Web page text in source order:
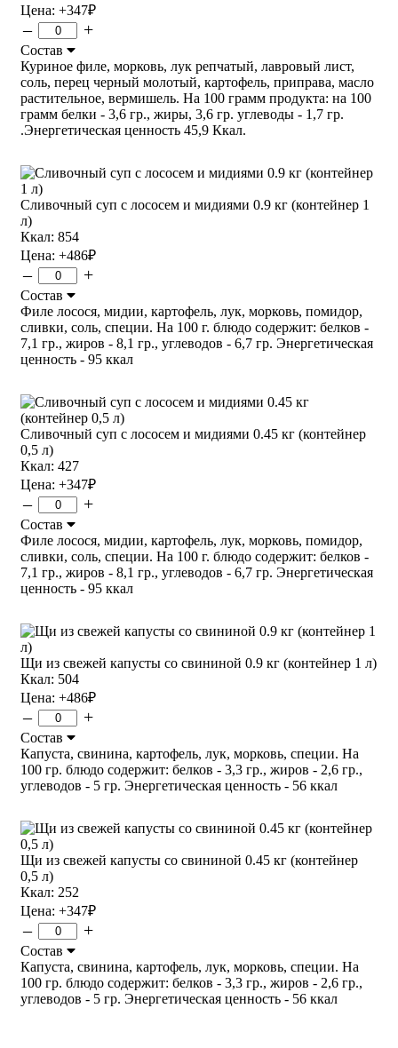
Цена: +347₽
– +
Состав
Куриное филе, морковь, лук репчатый, лавровый лист,
соль, перец черный молотый, картофель, приправа, масло
растительное, вермишель. На 100 грамм продукта: на 100
грамм белки - 3,6 гр., жиры, 3,6 гр. углеводы - 1,7 гр.
.Энергетическая ценность 45,9 Ккал.
Сливочный суп с лососем и мидиями 0.9 кг (контейнер 1
л)
Ккал: 854
Цена: +486₽
– +
Состав
Филе лосося, мидии, картофель, лук, морковь, помидор,
сливки, соль, специи. На 100 г. блюдо содержит: белков -
7,1 гр., жиров - 8,1 гр., углеводов - 6,7 гр. Энергетическая
ценность - 95 ккал
Сливочный суп с лососем и мидиями 0.45 кг (контейнер
0,5 л)
Ккал: 427
Цена: +347₽
– +
Состав
Филе лосося, мидии, картофель, лук, морковь, помидор,
сливки, соль, специи. На 100 г. блюдо содержит: белков -
7,1 гр., жиров - 8,1 гр., углеводов - 6,7 гр. Энергетическая
ценность - 95 ккал
Щи из свежей капусты со свининой 0.9 кг (контейнер 1 л)
Ккал: 504
Цена: +486₽
– +
Состав
Капуста, свинина, картофель, лук, морковь, специи. На
100 гр. блюдо содержит: белков - 3,3 гр., жиров - 2,6 гр.,
углеводов - 5 гр. Энергетическая ценность - 56 ккал
Щи из свежей капусты со свининой 0.45 кг (контейнер
0,5 л)
Ккал: 252
Цена: +347₽
– +
Состав
Капуста, свинина, картофель, лук, морковь, специи. На
100 гр. блюдо содержит: белков - 3,3 гр., жиров - 2,6 гр.,
углеводов - 5 гр. Энергетическая ценность - 56 ккал